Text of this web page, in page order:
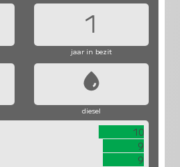
1
jaar in bezit
diesel
10
9
9